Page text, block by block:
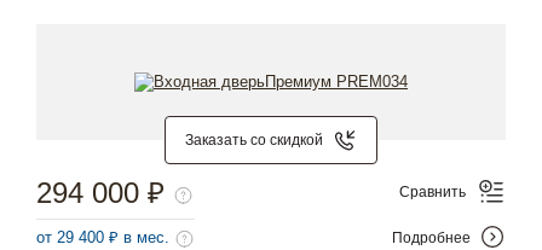
Заказать со скидкой
294 000 ₽
от 29 400 ₽ в мес.
Сравнить
Подробнее